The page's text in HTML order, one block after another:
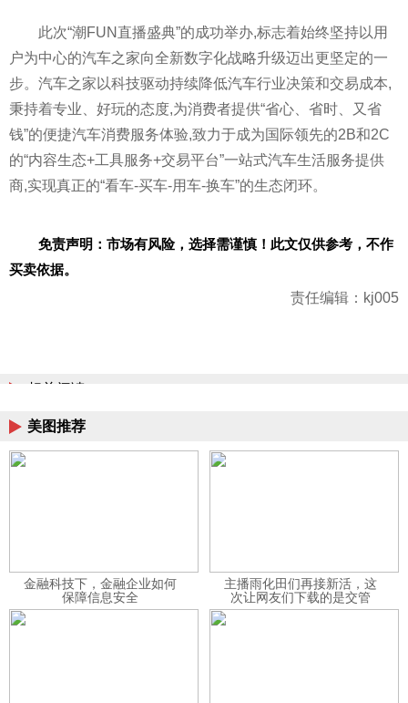
此次“潮FUN直播盛典”的成功举办,标志着始终坚持以用
户为中心的汽车之家向全新数字化战略升级迈出更坚定的一
步。汽车之家以科技驱动持续降低汽车行业决策和交易成本,
秉持着专业、好玩的态度,为消费者提供“省心、省时、又省
钱”的便捷汽车消费服务体验,致力于成为国际领先的2B和2C
的“内容生态+工具服务+交易平台”一站式汽车生活服务提供
商,实现真正的“看车-买车-用车-换车”的生态闭环。
免责声明：市场有风险，选择需谨慎！此文仅供参考，不作
买卖依据。
责任编辑：kj005
相关阅读
美图推荐
金融科技下，金融企业如何
保障信息安全
主播雨化田们再接新活，这
次让网友们下载的是交管
12123APP